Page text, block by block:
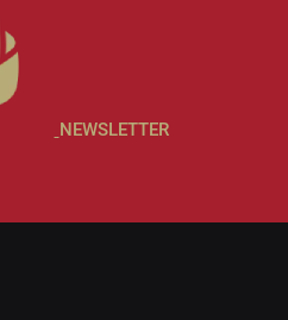
NEWSLETTER